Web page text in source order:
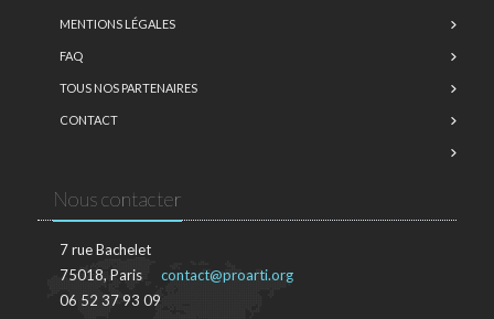
MENTIONS LÉGALES
FAQ
TOUS NOS PARTENAIRES
CONTACT
Nous contacter
7 rue Bachelet
75018, Paris
06 52 37 93 09
contact@proarti.org